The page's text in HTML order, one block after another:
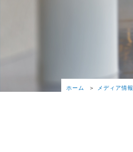
ホーム メディア情報